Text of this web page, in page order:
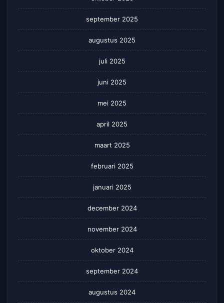
september 2025
augustus 2025
juli 2025
juni 2025
mei 2025
april 2025
maart 2025
februari 2025
januari 2025
december 2024
november 2024
oktober 2024
september 2024
augustus 2024